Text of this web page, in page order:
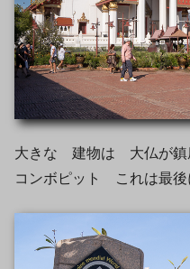
大きな 建物は 大仏が鎮
コンボピット これは最後